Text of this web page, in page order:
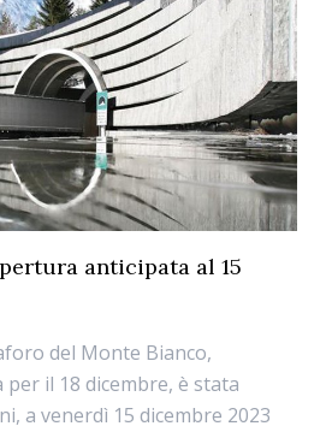
anticipata al 15
del Monte Bianco,
il 18 dicembre, è stata
a venerdì 15 dicembre 2023